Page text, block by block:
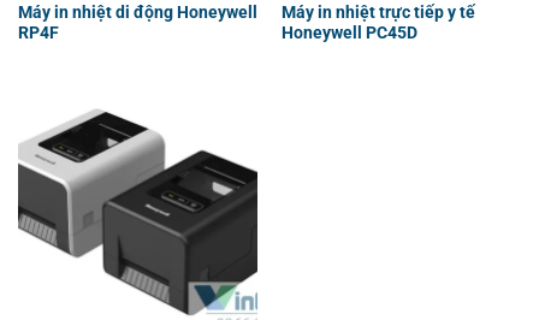
Máy in nhiệt di động Honeywell
RP4F
Máy in nhiệt trực tiếp y tế
Honeywell PC45D